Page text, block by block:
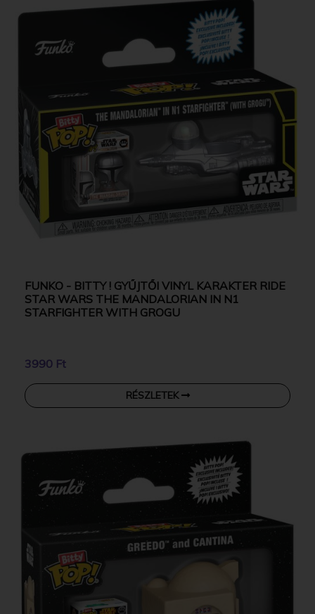
FUNKO - BITTY ! GYŰJTŐI VINYL KARAKTER RIDE
STAR WARS THE MANDALORIAN IN N1
STARFIGHTER WITH GROGU
3990 Ft
RÉSZLETEK